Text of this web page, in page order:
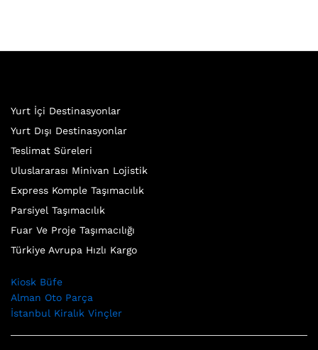
Yurt İçi Destinasyonlar
Yurt Dışı Destinasyonlar
Teslimat Süreleri
Uluslararası Minivan Lojistik
Express Komple Taşımacılık
Parsiyel Taşımacılık
Fuar Ve Proje Taşımacılığı
Türkiye Avrupa Hızlı Kargo
Kiosk Büfe
Alman Oto Parça
İstanbul Kiralık Vinçler